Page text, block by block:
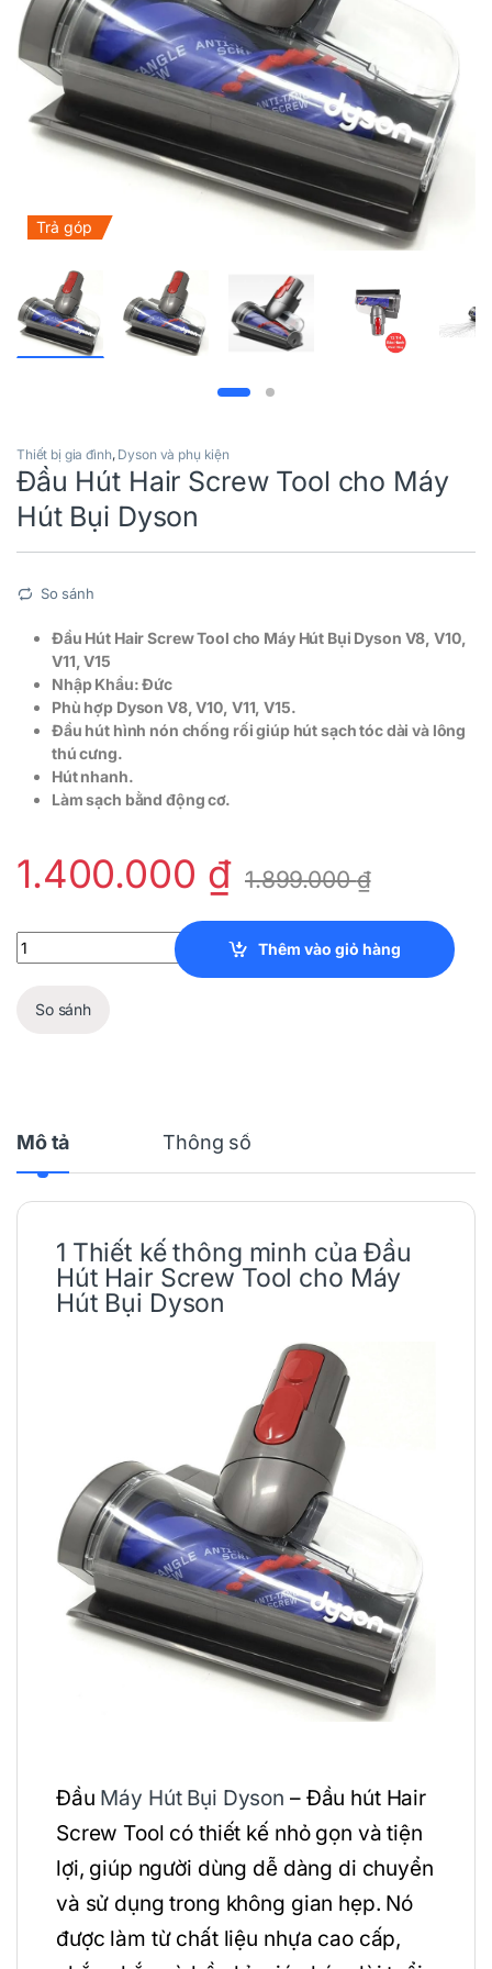
Trả góp
Thiết bị gia đình, Dyson và phụ kiện
Đầu Hút Hair Screw Tool cho Máy
Hút Bụi Dyson
So sánh
Đầu Hút Hair Screw Tool cho Máy Hút Bụi Dyson V8, V10,
V11, V15
Nhập Khẩu: Đức
Phù hợp Dyson V8, V10, V11, V15.
Đầu hút hình nón chống rối giúp hút sạch tóc dài và lông
thú cưng.
Hút nhanh.
Làm sạch bằnd động cơ.
1.400.000 ₫ 1.899.000₫
Đầu Hút Hair Screw Tool cho Máy Hút Bụi Dyson quantity
Thêm vào giỏ hàng
So sánh
Mô tả Thông số
1 Thiết kế thông minh của Đầu
Hút Hair Screw Tool cho Máy
Hút Bụi Dyson
Đầu Máy Hút Bụi Dyson – Đầu hút Hair
Screw Tool có thiết kế nhỏ gọn và tiện
lợi, giúp người dùng dễ dàng di chuyển
và sử dụng trong không gian hẹp. Nó
được làm từ chất liệu nhựa cao cấp,